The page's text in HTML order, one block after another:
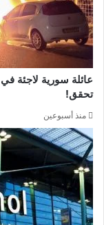
عائلة سورية لاجئة
تحقق!
منذ أسبوعين